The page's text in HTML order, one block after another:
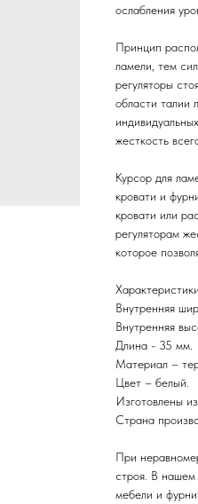
ослабления
Принцип
ламели, тем
регуляторы
области талии
жесткость
Курсор для
кровати и
кровати или
регуляторам
которое
Внутренняя
Внутренняя
Длина - 35 мм.
Материал –
Цвет – белый.
Изготовлены
Страна
При
строя. В нашем
мебели и